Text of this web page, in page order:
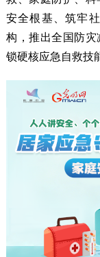
安全根基、筑牢
构，推出全国防
锁硬核应急自救技